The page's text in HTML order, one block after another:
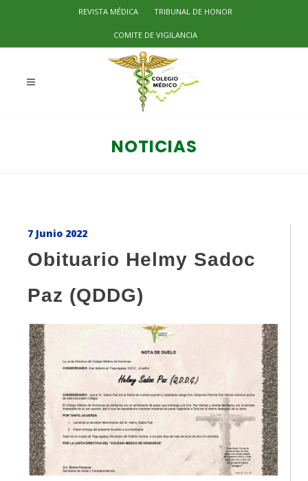
REVISTA MÉDICA TRIBUNAL DE HONOR
COMITE DE VIGILANCIA
NOTICIAS
7 Junio 2022
Obituario Helmy Sadoc
Paz (QDDG)